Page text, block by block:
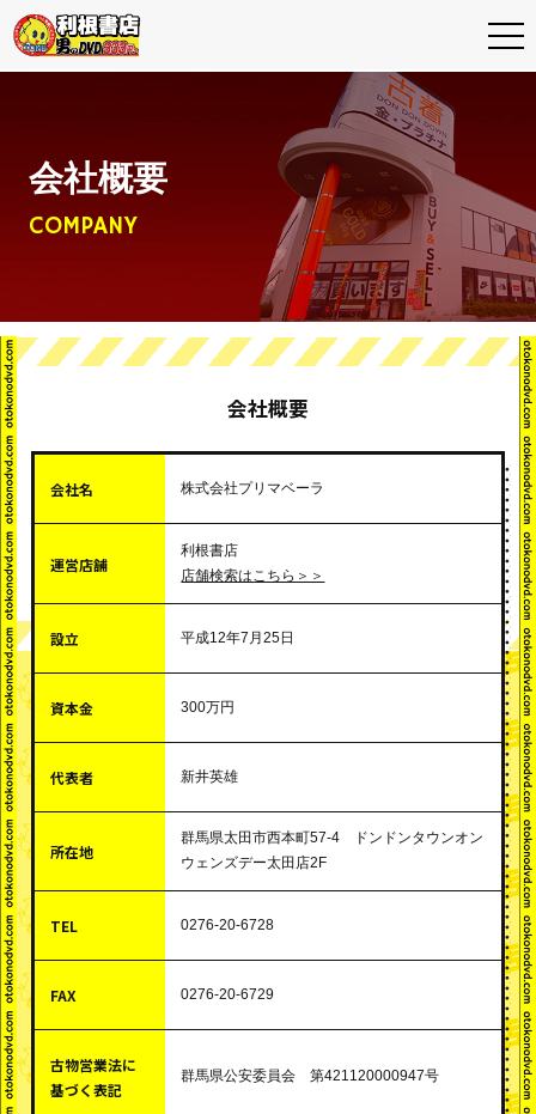
利根書店トップ
最新情報
イベント情報
近くの利根書店を探す
店舗サービス
よくある質問
採用情報
法人の皆さまへ
お問い合わせ
会社概要
COMPANY
会社概要
会社名 株式会社プリマベーラ
運営店舗
利根書店
店舗検索はこちら＞＞
設立 平成12年7月25日
資本金 300万円
代表者 新井英雄
所在地
群馬県太田市西本町57-4 ドンドンタウンオン
ウェンズデー太田店2F
TEL 0276-20-6728
FAX 0276-20-6729
古物営業法に
基づく表記
群馬県公安委員会 第421120000947号